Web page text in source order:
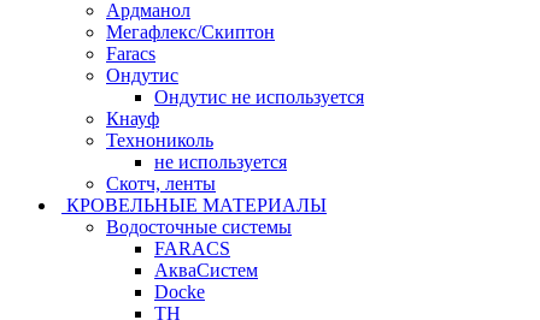
Ардманол
Мегафлекс/Скиптон
Faracs
Ондутис
Ондутис не используется
Кнауф
Технониколь
не используется
Скотч, ленты
КРОВЕЛЬНЫЕ МАТЕРИАЛЫ
Водосточные системы
FARACS
АкваСистем
Docke
ТН